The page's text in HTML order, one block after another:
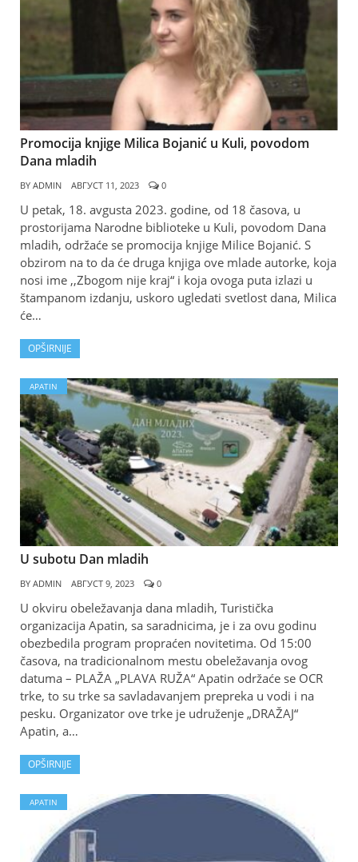
Promocija knjige Milica Bojanić u Kuli, povodom
Dana mladih
BY ADMIN АВГУСТ 11, 2023 0
U petak, 18. avgusta 2023. godine, od 18 časova, u
prostorijama Narodne biblioteke u Kuli, povodom Dana
mladih, održaće se promocija knjige Milice Bojanić. S
obzirom na to da će druga knjiga ove mlade autorke, koja
nosi ime ,,Zbogom nije kraj“ i koja ovoga puta izlazi u
štampanom izdanju, uskoro ugledati svetlost dana, Milica
će…
OPŠIRNIJE
APATIN
U subotu Dan mladih
BY ADMIN АВГУСТ 9, 2023 0
U okviru obeležavanja dana mladih, Turistička
organizacija Apatin, sa saradnicima, je i za ovu godinu
obezbedila program propraćen novitetima. Od 15:00
časova, na tradicionalnom mestu obeležavanja ovog
datuma – PLAŽA „PLAVA RUŽA“ Apatin održaće se OCR
trke, to su trke sa savladavanjem prepreka u vodi i na
pesku. Organizator ove trke je udruženje „DRAŽAJ“
Apatin, a…
OPŠIRNIJE
APATIN